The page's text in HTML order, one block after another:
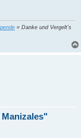
« Danke und Vergelt's